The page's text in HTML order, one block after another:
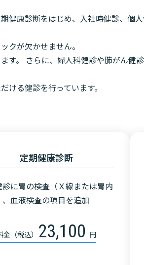
健康診断をはじめ、入社時健診、個
クが欠かせません。
す。 さらに、婦人科健診や肺がん健
ける健診を行っています。
定期健康診断
に胃の検査（Ｘ線または胃内
血液検査の項目を追加
金（税込） 23,100 円